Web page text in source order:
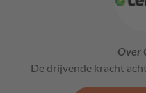
Over
De drijvende kracht